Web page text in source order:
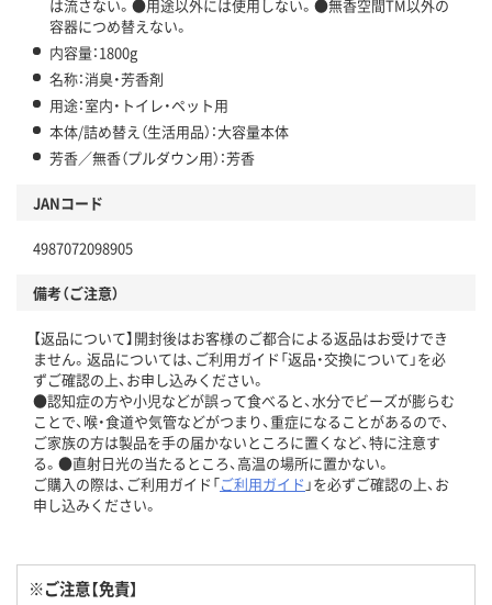
は流さない。●用途以外には使用しない。●無香空間TM以外の
容器につめ替えない。
内容量：1800g
名称：消臭・芳香剤
用途：室内・トイレ・ペット用
本体/詰め替え（生活用品）：大容量本体
芳香／無香（プルダウン用）：芳香
JANコード
4987072098905
備考（ご注意）
【返品について】開封後はお客様のご都合による返品はお受けでき
ません。返品については、ご利用ガイド「返品・交換について」を必
ずご確認の上、お申し込みください。
●認知症の方や小児などが誤って食べると、水分でビーズが膨らむ
ことで、喉・食道や気管などがつまり、重症になることがあるので、
ご家族の方は製品を手の届かないところに置くなど、特に注意す
る。●直射日光の当たるところ、高温の場所に置かない。
ご購入の際は、ご利用ガイド「ご利用ガイド 」を必ずご確認の上、お
申し込みください。
※ご注意【免責】